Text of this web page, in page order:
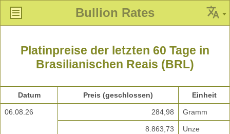
Bullion Rates
Platinpreise der letzten 60 Tage in
Brasilianischen Reais (BRL)
Datum Preis (geschlossen) Einheit
06.08.26 284,98 Gramm
8.863,73 Unze